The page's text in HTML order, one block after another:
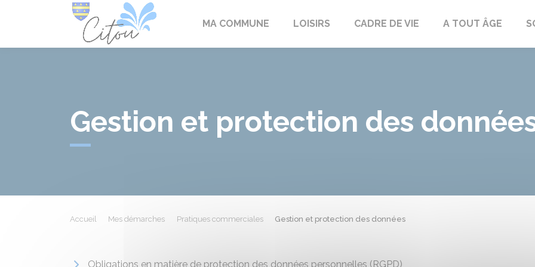
MA COMMUNE LOISIRS CADRE DE VIE A TOUT ÂGE
Gestion et protection des
Accueil Mes démarches Pratiques commerciales Gestion et protection des données
Obligations en matière de protection des données personnelles (RGPD)